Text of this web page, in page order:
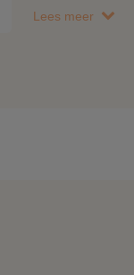
Lees meer